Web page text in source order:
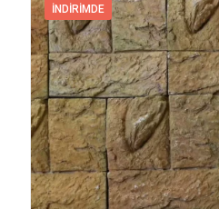
İNDIRIMDE